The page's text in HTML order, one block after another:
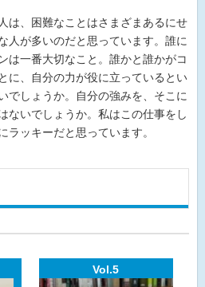
は、困難なことはさまざまあるにせ
人が多いのだと思っています。誰に
は一番大切なこと。誰かと誰かがコ
に、自分の力が役に立っているとい
でしょうか。自分の強みを、そこに
ないでしょうか。私はこの仕事をし
ラッキーだと思っています。
Vol.5